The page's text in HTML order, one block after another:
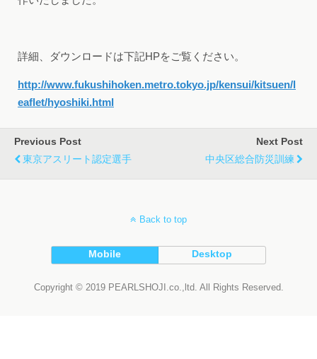
詳細、ダウンロードは下記HPをご覧ください。
http://www.fukushihoken.metro.tokyo.jp/kensui/kitsuen/l
eaflet/hyoshiki.html
Previous Post
東京アスリート認定選手
Next Post
中央区総合防災訓練
Back to top
Mobile Desktop
Copyright © 2019 PEARLSHOJI.co.,ltd. All Rights Reserved.